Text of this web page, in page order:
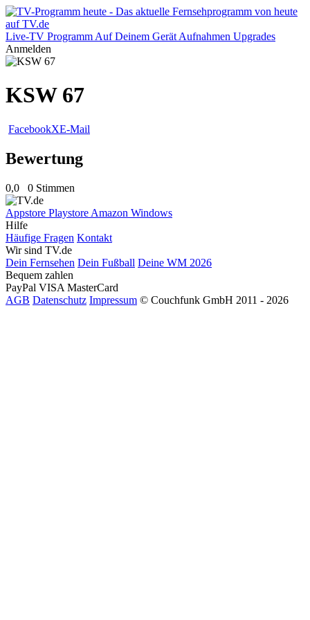
Live-TV Programm Auf Deinem Gerät Aufnahmen Upgrades
Anmelden
KSW 67
FacebookXE-Mail
Bewertung
0,0 0 Stimmen
Appstore Playstore Amazon Windows
Hilfe
Häufige Fragen Kontakt
Wir sind TV.de
Dein Fernsehen Dein Fußball Deine WM 2026
Bequem zahlen
PayPal VISA MasterCard
AGB Datenschutz Impressum © Couchfunk GmbH 2011 - 2026